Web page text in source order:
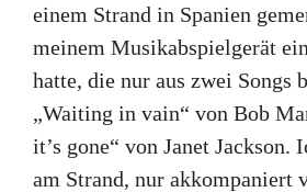
einem Strand in Spanien
meinem Musikabspielgerät
hatte, die nur aus zwei Songs
„Waiting in vain“ von Bob
it’s gone“ von Janet Jackson.
am Strand, nur akkompaniert